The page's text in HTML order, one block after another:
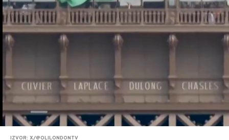
IZVOR: X/@OLILONDONTV